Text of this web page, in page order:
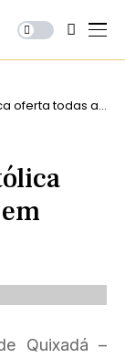
oferta todas as
de
Quixadá –